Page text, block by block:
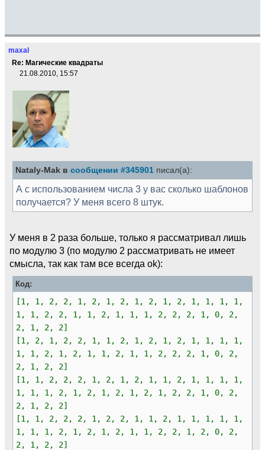
maxal
Re: Магические квадраты
21.08.2010, 15:57
Nataly-Mak в сообщении #345901 писал(а):
А с использованием числа 3 у вас сколько шаблонов
получается? У меня всего 8 штук.
У меня в 2 раза больше, только я рассматривал лишь
по модулю 3 (по модулю 2 рассматривать не имеет
смысла, так как там все всегда ok):
Код:
[1, 1, 2, 2, 1, 2, 1, 2, 1, 2, 1, 2, 1, 1, 1, 1,
1, 1, 2, 2, 1, 1, 2, 1, 1, 1, 2, 2, 2, 1, 0, 2,
2, 1, 2, 2]
[1, 2, 1, 2, 2, 1, 1, 2, 1, 2, 1, 2, 1, 1, 1, 1,
1, 1, 2, 1, 2, 1, 1, 2, 1, 1, 2, 2, 2, 1, 0, 2,
2, 1, 2, 2]
[1, 1, 2, 2, 2, 1, 2, 1, 2, 1, 1, 2, 1, 1, 1, 1,
1, 1, 1, 2, 1, 2, 1, 2, 1, 2, 1, 2, 2, 1, 0, 2,
2, 1, 2, 2]
[1, 1, 2, 2, 2, 1, 2, 2, 1, 1, 2, 1, 1, 1, 1, 1,
1, 1, 1, 2, 1, 2, 1, 2, 1, 1, 2, 2, 1, 2, 0, 2,
2, 1, 2, 2]